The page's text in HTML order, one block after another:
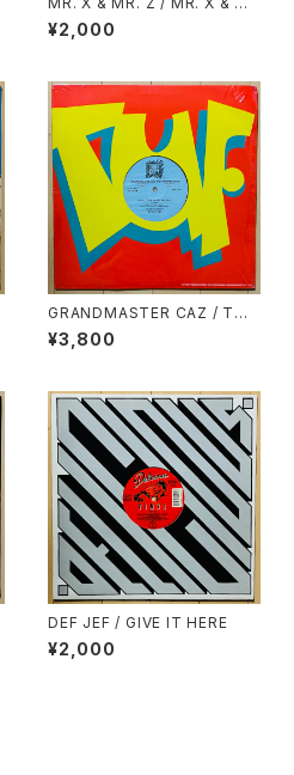
R. Z DRINK OLD GOLD
¥2,000
GRANDMASTER CAZ / TO
ALL THE PARTY PEOPLE
¥3,800
DEF JEF / GIVE IT HERE
¥2,000